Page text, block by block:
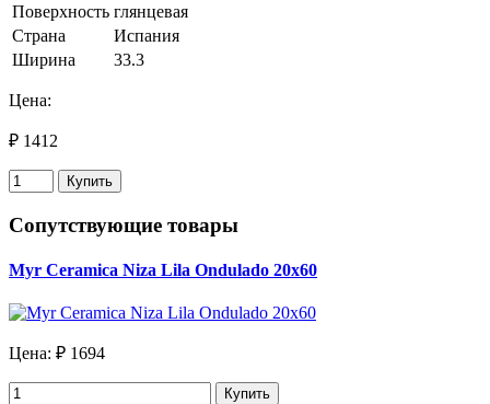
Поверхность глянцевая
Страна
Испания
Ширина
33.3
Цена:
₽ 1412
Купить
Сопутствующие товары
Myr Ceramica Niza Lila Ondulado 20х60
Цена: ₽ 1694
Купить